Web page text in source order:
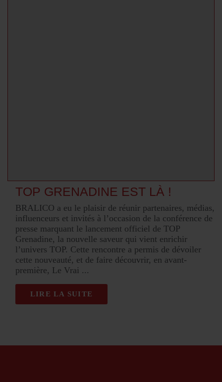
TOP GRENADINE EST LÀ !
BRALICO a eu le plaisir de réunir partenaires, médias,
influenceurs et invités à l’occasion de la conférence de
presse marquant le lancement officiel de TOP
Grenadine, la nouvelle saveur qui vient enrichir
l’univers TOP. Cette rencontre a permis de dévoiler
cette nouveauté, et de faire découvrir, en avant-
première, Le Vrai
LIRE LA SUITE